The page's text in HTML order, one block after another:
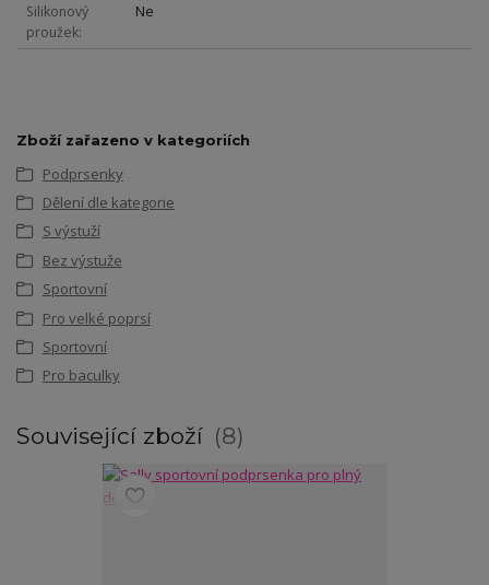
Silikonový
proužek
Ne
Zboží zařazeno v kategoriích
Podprsenky
Dělení dle kategorie
S výstuží
Bez výstuže
Sportovní
Pro velké poprsí
Sportovní
Pro baculky
Související zboží 8